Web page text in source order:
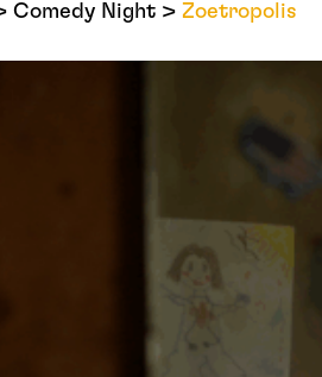
Comedy Night Zoetropolis